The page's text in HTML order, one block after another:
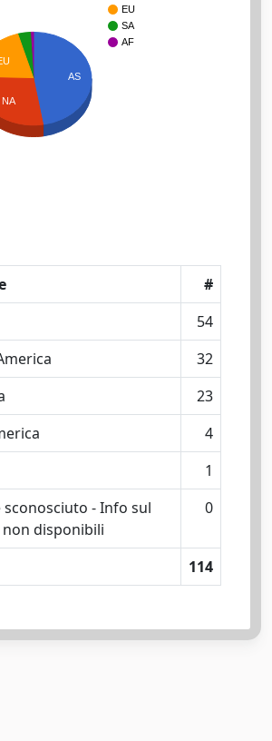
EU
SA
AF
AS
NA
#
54
32
23
4
1
- Info sul
disponibili
0
114